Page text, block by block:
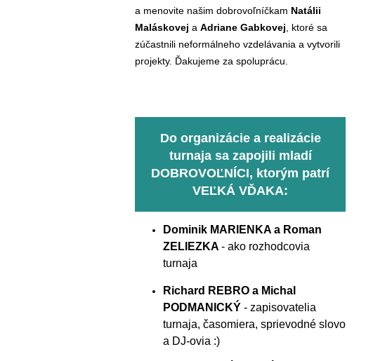
a menovite našim dobrovoľníčkam Natálii
Maláskovej a Adriane Gabkovej , ktoré sa
zúčastnili neformálneho vzdelávania a vytvorili
projekty. Ďakujeme za spoluprácu.
Do organizácie a realizácie
turnaja sa zapojili mladí
DOBROVOĽNÍCI, ktorým patrí
VEĽKÁ VĎAKA:
Dominik MARIENKA a Roman
ZELIEZKA - ako rozhodcovia
turnaja
Richard REBRO a Michal
PODMANICKÝ - zapisovatelia
turnaja, časomiera, sprievodné slovo
a DJ-ovia :)